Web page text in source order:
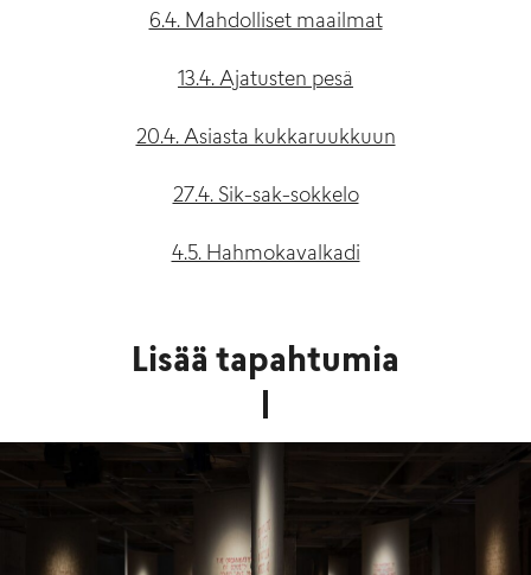
6.4. Mahdolliset maailmat
13.4. Ajatusten pesä
20.4. Asiasta kukkaruukkuun
27.4. Sik-sak-sokkelo
4.5. Hahmokavalkadi
Lisää tapahtumia